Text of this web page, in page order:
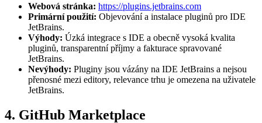
Webová stránka: https://plugins.jetbrains.com
Primární použití: Objevování a instalace pluginů pro IDE
JetBrains.
Výhody: Úzká integrace s IDE a obecně vysoká kvalita
pluginů, transparentní příjmy a fakturace spravované
JetBrains.
Nevýhody: Pluginy jsou vázány na IDE JetBrains a nejsou
přenosné mezi editory, relevance trhu je omezena na uživatele
JetBrains.
4. GitHub Marketplace